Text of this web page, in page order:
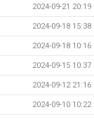
2024-09-21 20:19
2024-09-18 15:38
2024-09-18 10:16
2024-09-15 10:37
2024-09-12 21:16
2024-09-10 10:22